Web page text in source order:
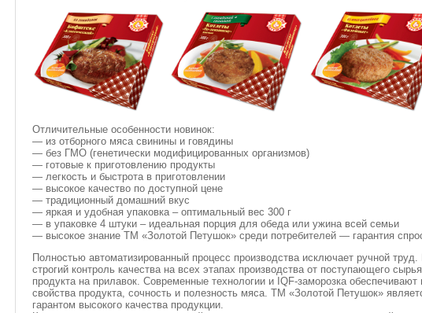
Отличительные особенности новинок:
— из отборного мяса свинины и говядины
— без ГМО (генетически модифицированных организмов)
— готовые к приготовлению продукты
— легкость и быстрота в приготовлении
— высокое качество по доступной цене
— традиционный домашний вкус
— яркая и удобная упаковка – оптимальный вес 300 г
— в упаковке 4 штуки – идеальная порция для обеда или ужина всей семьи
— высокое знание ТМ «Золотой Петушок» среди потребителей — гарантия
Полностью автоматизированный процесс производства исключает ручной
строгий контроль качества на всех этапах производства от поступающего
продукта на прилавок. Современные технологии и IQF-заморозка обеспечивают
свойства продукта, сочность и полезность мяса. ТМ «Золотой Петушок»
гарантом высокого качества продукции.